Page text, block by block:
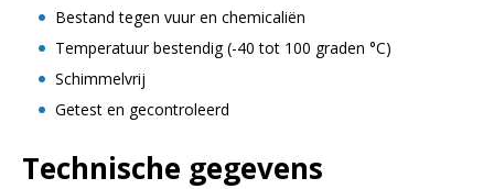
Bestand tegen vuur en chemicaliën
Temperatuur bestendig (-40 tot 100 graden °C)
Schimmelvrij
Getest en gecontroleerd
Technische gegevens